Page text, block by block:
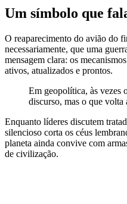
Um símbolo que
O reaparecimento do avião do
necessariamente, que uma
mensagem clara: os
ativos, atualizados e prontos.
Em geopolítica, às vezes
discurso, mas o que volta
Enquanto líderes discutem
silencioso corta os céus
planeta ainda convive com
de civilização.